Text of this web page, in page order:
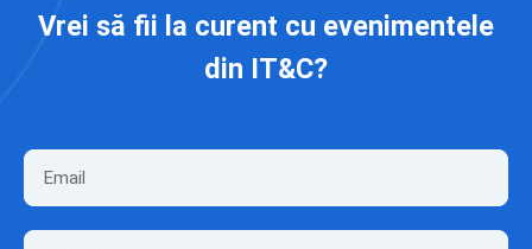
Vrei să fii la curent cu evenimentele
din IT&C?